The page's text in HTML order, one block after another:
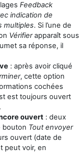
Feedback
indication de
multiples. Si l’une de
Vérifierapparaît sous
sa réponse, il
: après avoir cliqué
, cette option
cochées
est toujours ouvert
ouvert : deux
bouton Tout envoyer
ouvert (date de
peut voir, en